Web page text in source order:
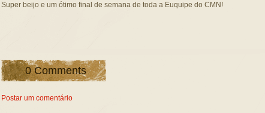
Super beijo e um ótimo final de semana de toda a Euquipe do CMN!
0 Comments
Postar um comentário